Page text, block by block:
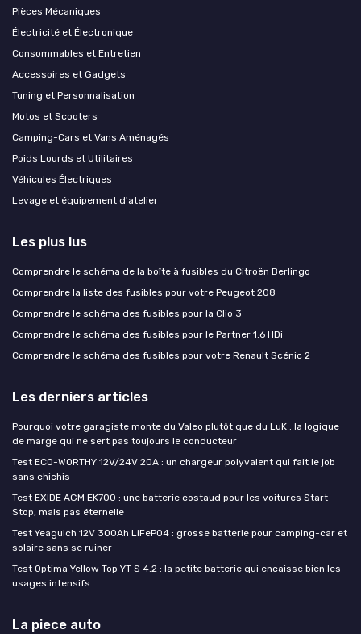
Pièces Mécaniques
Électricité et Électronique
Consommables et Entretien
Accessoires et Gadgets
Tuning et Personnalisation
Motos et Scooters
Camping-Cars et Vans Aménagés
Poids Lourds et Utilitaires
Véhicules Électriques
Levage et équipement d'atelier
Les plus lus
Comprendre le schéma de la boîte à fusibles du Citroën Berlingo
Comprendre la liste des fusibles pour votre Peugeot 208
Comprendre le schéma des fusibles pour la Clio 3
Comprendre le schéma des fusibles pour le Partner 1.6 HDi
Comprendre le schéma des fusibles pour votre Renault Scénic 2
Les derniers articles
Pourquoi votre garagiste monte du Valeo plutôt que du LuK : la logique
de marge qui ne sert pas toujours le conducteur
Test ECO-WORTHY 12V/24V 20A : un chargeur polyvalent qui fait le job
sans chichis
Test EXIDE AGM EK700 : une batterie costaud pour les voitures Start-
Stop, mais pas éternelle
Test Yeagulch 12V 300Ah LiFePO4 : grosse batterie pour camping-car et
solaire sans se ruiner
Test Optima Yellow Top YT S 4.2 : la petite batterie qui encaisse bien les
usages intensifs
La piece auto